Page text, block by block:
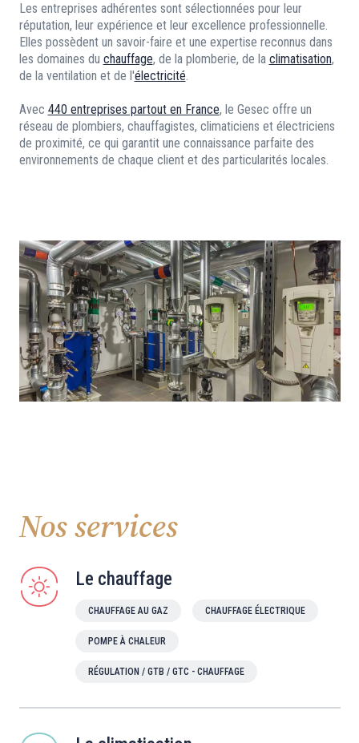
Les entreprises adhérentes sont sélectionnées pour leur
réputation, leur expérience et leur excellence professionnelle.
Elles possèdent un savoir-faire et une expertise reconnus dans
les domaines du chauffage, de la plomberie, de la climatisation,
de la ventilation et de l'électricité.
Avec 440 entreprises partout en France, le Gesec offre un
réseau de plombiers, chauffagistes, climaticiens et électriciens
de proximité, ce qui garantit une connaissance parfaite des
environnements de chaque client et des particularités locales.
Nos services
Le chauffage
CHAUFFAGE AU GAZ CHAUFFAGE ÉLECTRIQUE
POMPE À CHALEUR
RÉGULATION / GTB / GTC - CHAUFFAGE